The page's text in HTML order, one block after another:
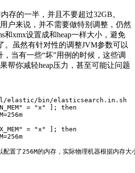
存的一半，并且不要超过32GB。
户来说，并不需要做特别调整，仍然
和xmx设置成和heap一样大小，避免
。虽然有针对性的调整JVM参数可以
当有一些“坏”用例的时候，这些调
帮你减轻heap压力，甚至可能让问题
elastic/bin/elasticsearch.in.sh
= "x" ]; then
= "x" ]; then
配置了256M的内存，实际物理机器根据内存大